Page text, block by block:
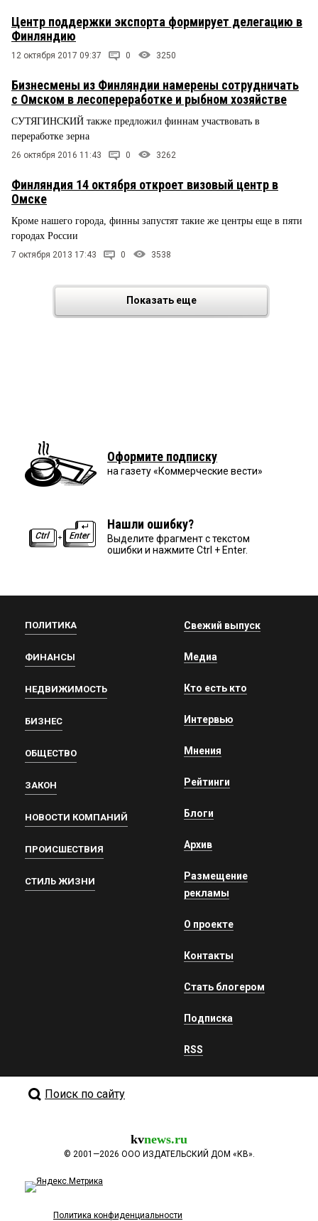
Центр поддержки экспорта формирует делегацию в
Финляндию
12 октября 2017 09:37 0 3250
Бизнесмены из Финляндии намерены сотрудничать
с Омском в лесопереработке и рыбном хозяйстве
СУТЯГИНСКИЙ также предложил финнам участвовать в
переработке зерна
26 октября 2016 11:43 0 3262
Финляндия 14 октября откроет визовый центр в
Омске
Кроме нашего города, финны запустят такие же центры еще в пяти
городах России
7 октября 2013 17:43 0 3538
Показать еще
Оформите подписку
на газету «Коммерческие вести»
Нашли ошибку?
Выделите фрагмент с текстом
ошибки и нажмите Ctrl + Enter.
ПОЛИТИКА
ФИНАНСЫ
НЕДВИЖИМОСТЬ
БИЗНЕС
ОБЩЕСТВО
ЗАКОН
НОВОСТИ КОМПАНИЙ
ПРОИСШЕСТВИЯ
СТИЛЬ ЖИЗНИ
Свежий выпуск
Медиа
Кто есть кто
Интервью
Мнения
Рейтинги
Блоги
Архив
Размещение
рекламы
О проекте
Контакты
Стать блогером
Подписка
RSS
Поиск по сайту
kvnews.ru
© 2001—2026 ООО ИЗДАТЕЛЬСКИЙ ДОМ «КВ».
Политика конфиденциальности